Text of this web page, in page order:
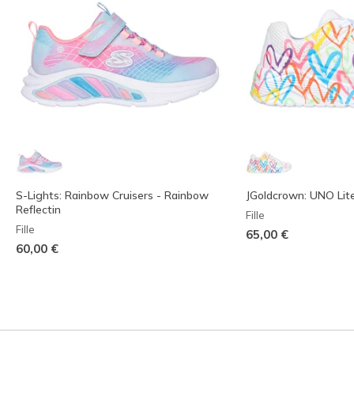
S-Lights: Rainbow Cruisers - Rainbow
Reflectin
Fille
60,00 €
JGoldcrown: UNO
Fille
65,00 €